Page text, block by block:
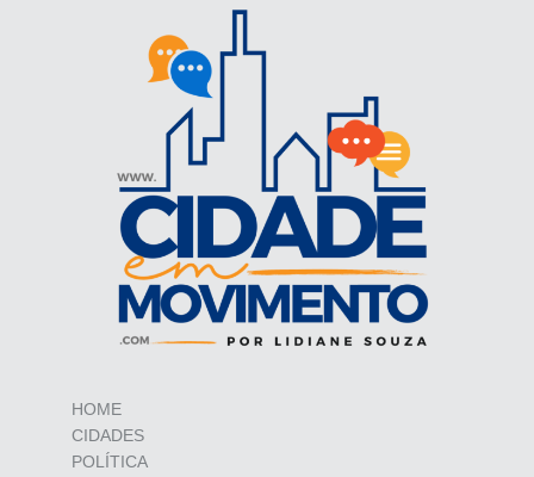
HOME
CIDADES
POLÍTICA